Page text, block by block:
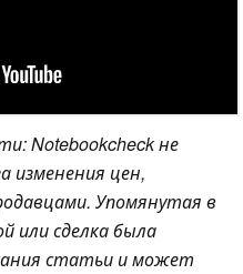
Notebookcheck не
изменения цен,
Упомянутая в
или сделка была
статьи и может